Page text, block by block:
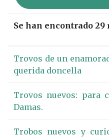
Se han encontrado 29
Trovos de un
querida doncella
Trovos nuevos: para
Damas.
Trobos nuevos y